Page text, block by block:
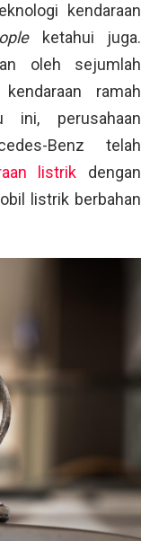
kendaraan
ketahui juga.
oleh sejumlah
ramah
ini, perusahaan
Benz telah
listrik dengan
listrik berbahan